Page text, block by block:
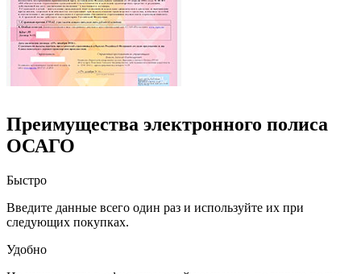
Преимущества электронного полиса
ОСАГО
Быстро
Введите данные всего один раз и используйте их при
следующих покупках.
Удобно